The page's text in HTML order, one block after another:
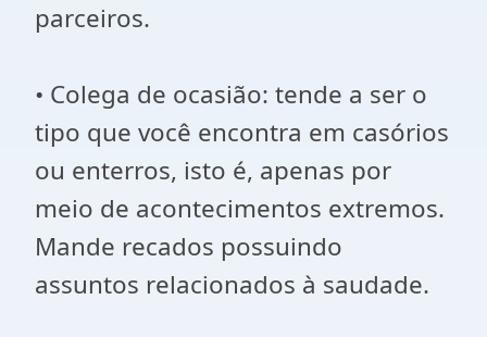
parceiros.
• Colega de ocasião: tende a ser o
tipo que você encontra em casórios
ou enterros, isto é, apenas por
meio de acontecimentos extremos.
Mande recados possuindo
assuntos relacionados à saudade.